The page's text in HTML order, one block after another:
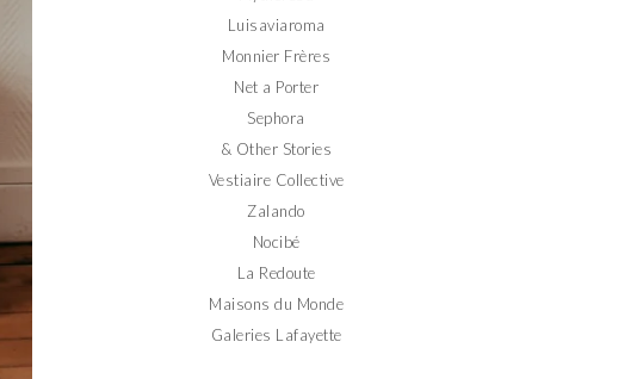
Luisaviaroma
Monnier Frères
Net a Porter
Sephora
& Other Stories
Vestiaire Collective
Zalando
Nocibé
La Redoute
Maisons du Monde
Galeries Lafayette